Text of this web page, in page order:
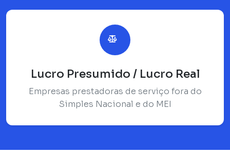
Lucro Presumido / Lucro Real
Empresas prestadoras de serviço fora do
Simples Nacional e do MEI